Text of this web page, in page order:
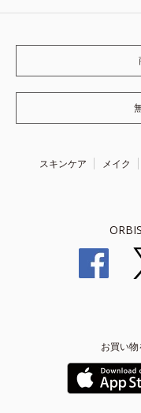
スキンケア メイク
お買い